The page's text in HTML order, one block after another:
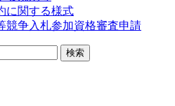
に関する様式
競争入札参加資格審査申請